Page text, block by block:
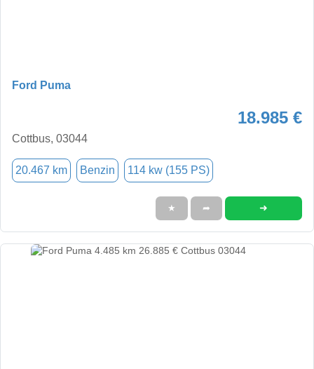
Ford Puma
18.985 €
Cottbus, 03044
20.467 km Benzin 114 kw (155 PS)
★ ➦ ➜